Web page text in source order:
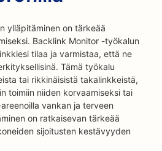
ylläpitäminen on tärkeää
Backlink Monitor -työkalun
tilaa ja varmistaa, että ne
Tämä työkalu
tai rikkinäisistä takalinkkeistä,
toimiin niiden korvaamiseksi tai
vankan ja terveen
on ratkaisevan tärkeää
sijoitusten kestävyyden